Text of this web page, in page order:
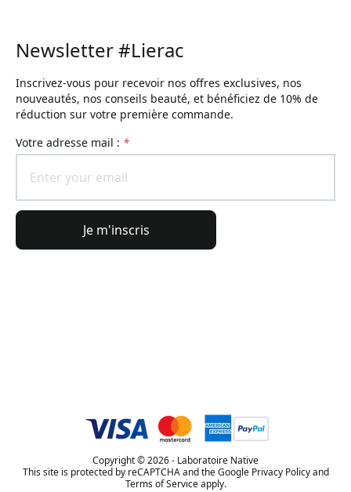
Newsletter #Lierac
Inscrivez-vous pour recevoir nos offres exclusives, nos
nouveautés, nos conseils beauté, et bénéficiez de 10% de
réduction sur votre première commande.
Votre adresse mail : *
Je m'inscris
Copyright © 2026 - Laboratoire Native
This site is protected by reCAPTCHA and the Google Privacy Policy and
Terms of Service apply.